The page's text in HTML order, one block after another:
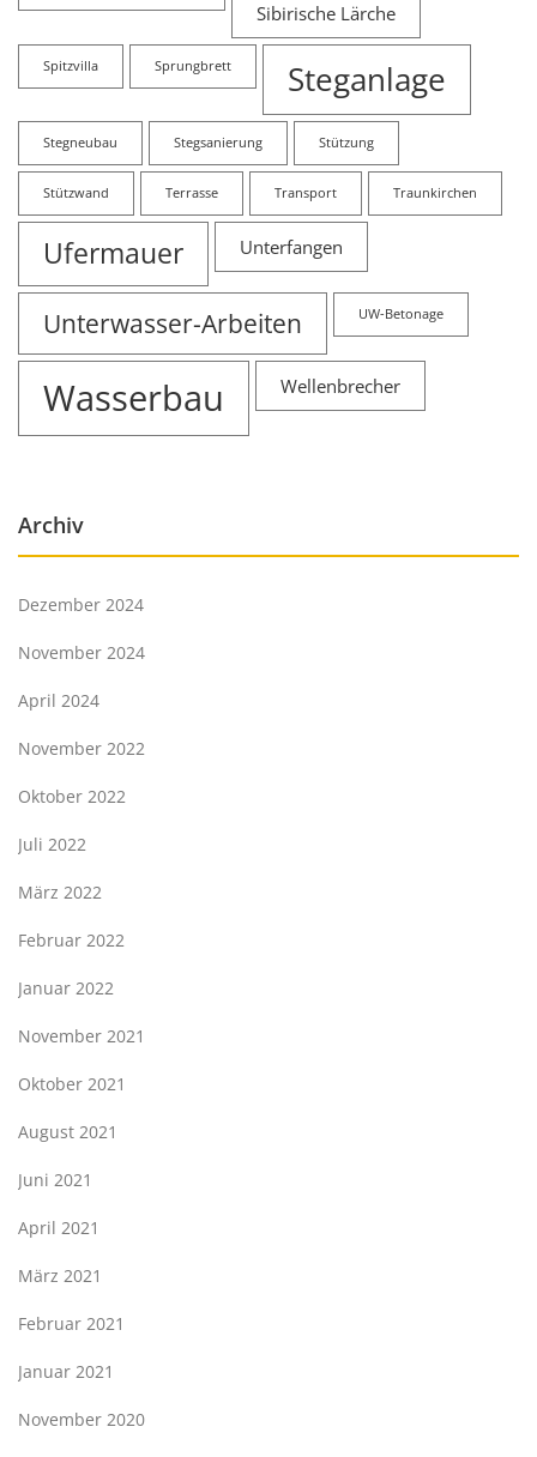
Sibirische Lärche
Spitzvilla Sprungbrett Steganlage
Stegneubau Stegsanierung Stützung
Stützwand Terrasse Transport Traunkirchen
Ufermauer Unterfangen
Unterwasser-Arbeiten UW-Betonage
Wasserbau Wellenbrecher
Archiv
Dezember 2024
November 2024
April 2024
November 2022
Oktober 2022
Juli 2022
März 2022
Februar 2022
Januar 2022
November 2021
Oktober 2021
August 2021
Juni 2021
April 2021
März 2021
Februar 2021
Januar 2021
November 2020